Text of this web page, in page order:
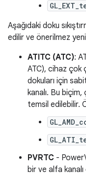
Aşağıdaki doku
edilir ve önerilmez
ATITC (ATC):
ATC), cihaz çok
dokuları için
kanalı. Bu
temsil edilebilir.
PVRTC -
bir ve alfa